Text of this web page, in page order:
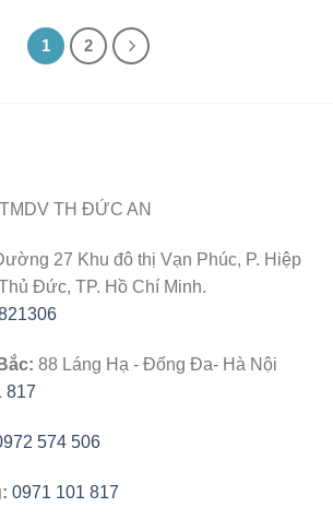
1 2
TH ĐỨC AN
27 Khu đô thị Vạn Phúc, P. Hiệp
Đức, TP. Hồ Chí Minh.
88 Láng Hạ - Đống Đa- Hà Nội
817
574 506
0971 101 817